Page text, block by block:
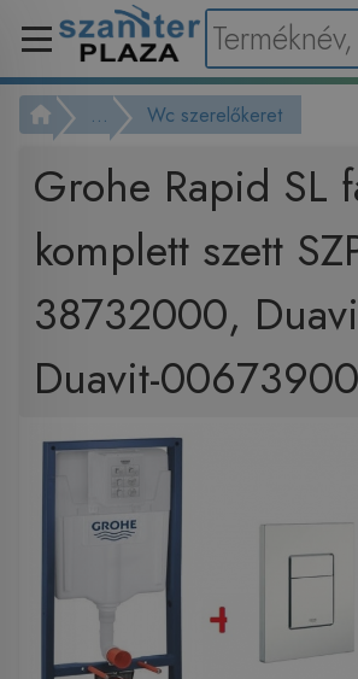
... Wc szerelőkeret
Grohe Rapid SL
komplett szett
38732000,
Duavit-